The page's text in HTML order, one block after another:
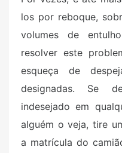
los por reboque,
volumes de
resolver este
esqueça de
designadas. Se
indesejado em
alguém o veja, tire
a matrícula do